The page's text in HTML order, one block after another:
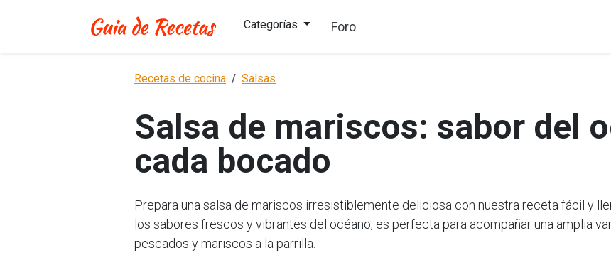
Categorías Foro
Recetas de cocina Salsas
Salsa de mariscos: sabor del
cada bocado
Prepara una salsa de mariscos irresistiblemente deliciosa con nuestra receta fácil y
los sabores frescos y vibrantes del océano, es perfecta para acompañar una amplia
pescados y mariscos a la parrilla.